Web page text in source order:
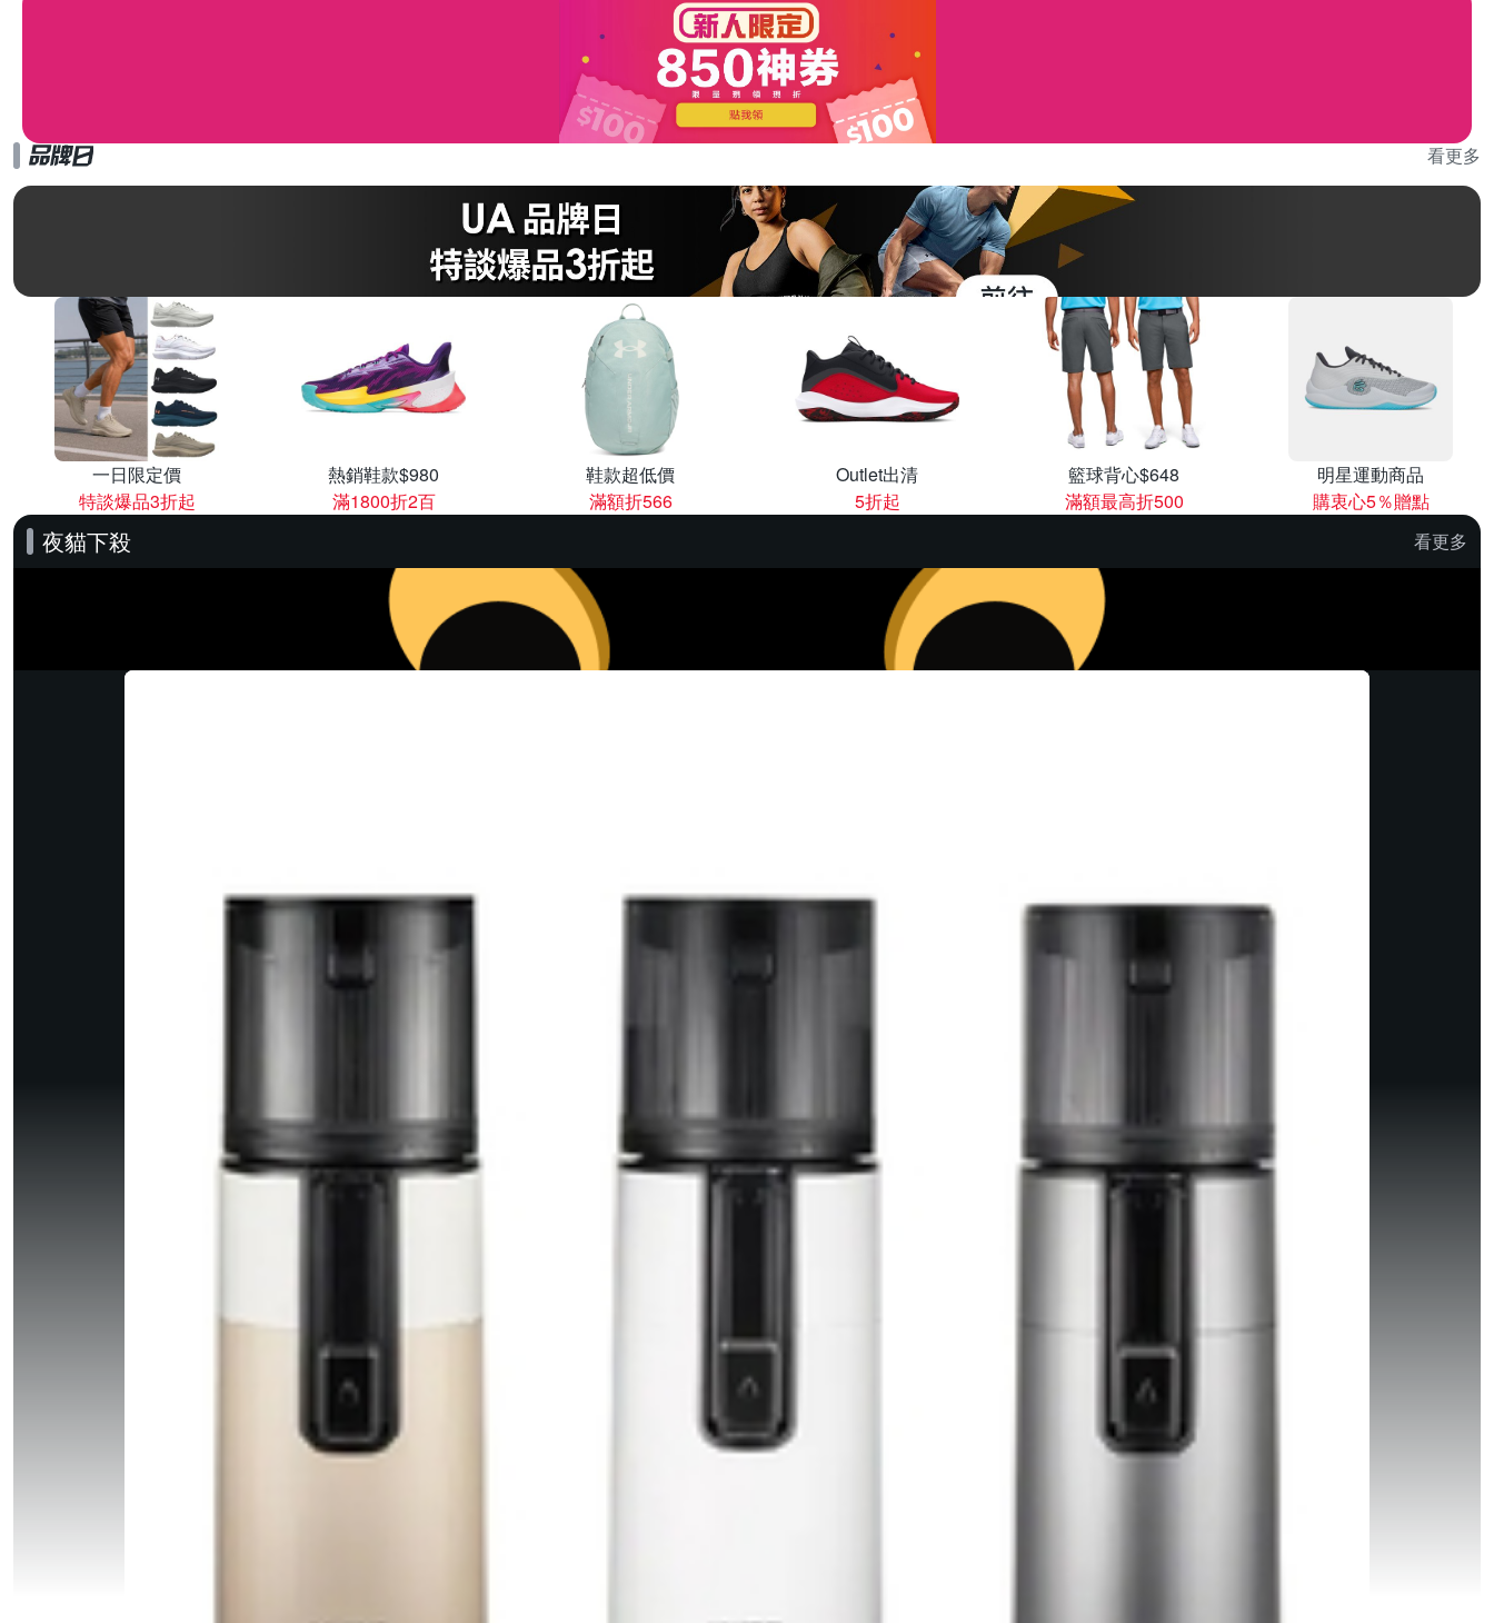
看更多
一日限定價
特談爆品3折起
熱銷鞋款$980
滿1800折2百
鞋款超低價
滿額折566
Outlet出清
5折起
籃球背心$648
滿額最高折500
明星運動商品
購衷心5％贈點
夜貓下殺 看更多